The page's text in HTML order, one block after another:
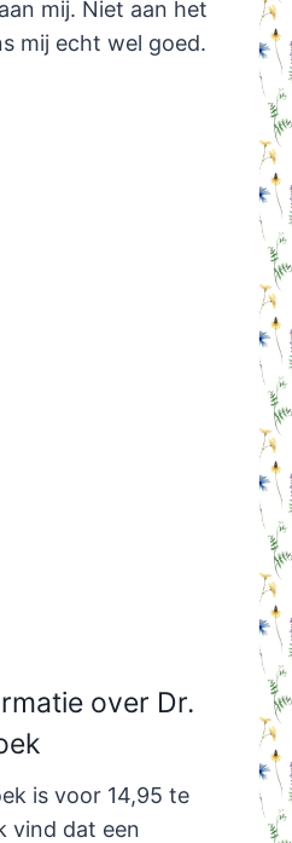
mij. Niet aan het
mij echt wel goed.
over Dr.
is voor 14,95 te
vind dat een